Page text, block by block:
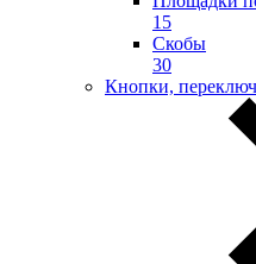
15
Скобы
30
Кнопки,